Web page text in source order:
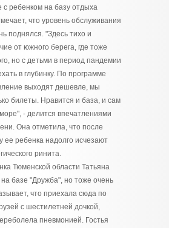
с ребенком на базу отдыха
что уровень обслуживания
поднялся. "Здесь тихо и
от южного берега, где тоже
но с детьми в период пандемии
в глубинку. По программе
выходят дешевле, мы
билеты. Нравится и база, и сам
- делится впечатлениями
Она отметила, что после
ее ребенка надолго исчезают
ринита.
Тюменской области Татьяна
базе "Дружба", но тоже очень
что приехала сюда по
с шестилетней дочкой,
пневмонией. Гостья